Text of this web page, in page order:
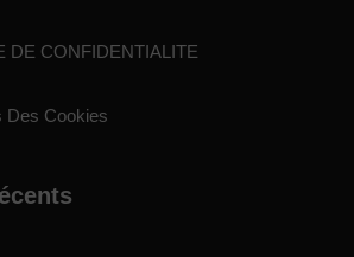
DE CONFIDENTIALITE
Des Cookies